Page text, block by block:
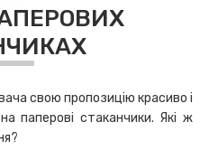
свою пропозицію красиво і
паперові стаканчики. Які ж